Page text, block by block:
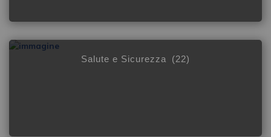
Salute e Sicurezza (22)